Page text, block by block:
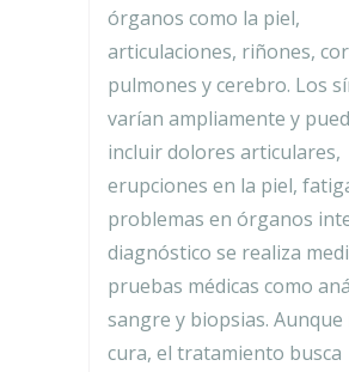
órganos como la piel,
articulaciones, riñones,
pulmones y cerebro. Los
varían ampliamente y
incluir dolores articulares,
erupciones en la piel,
problemas en órganos
diagnóstico se realiza
pruebas médicas como
sangre y biopsias.
cura, el tratamiento busca